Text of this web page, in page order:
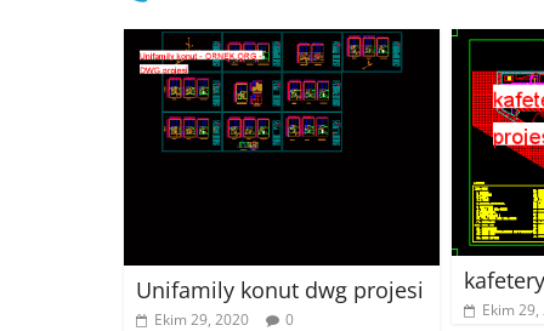
Unifamily konut dwg projesi
Ekim 29, 2020 0 Ekim